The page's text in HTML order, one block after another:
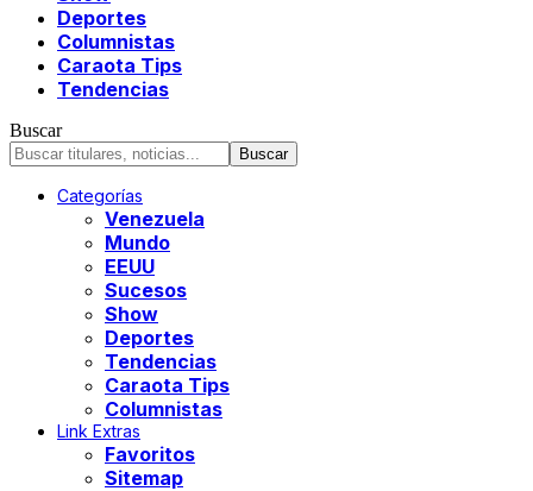
Deportes
Columnistas
Caraota Tips
Tendencias
Buscar
Categorías
Venezuela
Mundo
EEUU
Sucesos
Show
Deportes
Tendencias
Caraota Tips
Columnistas
Link Extras
Favoritos
Sitemap